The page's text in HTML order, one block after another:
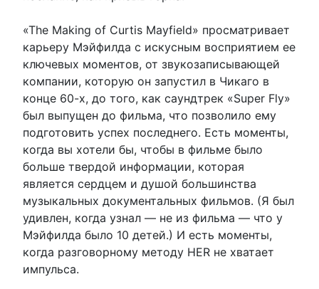
«The Making of Curtis Mayfield» просматривает
карьеру Мэйфилда с искусным восприятием ее
ключевых моментов, от звукозаписывающей
компании, которую он запустил в Чикаго в
конце 60-х, до того, как саундтрек «Super Fly»
был выпущен до фильма, что позволило ему
подготовить успех последнего. Есть моменты,
когда вы хотели бы, чтобы в фильме было
больше твердой информации, которая
является сердцем и душой большинства
музыкальных документальных фильмов. (Я был
удивлен, когда узнал — не из фильма — что у
Мэйфилда было 10 детей.) И есть моменты,
когда разговорному методу HER не хватает
импульса.